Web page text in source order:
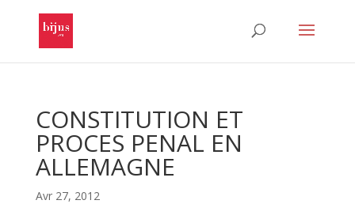
CONSTITUTION ET
PROCES PENAL EN
ALLEMAGNE
Avr 27, 2012